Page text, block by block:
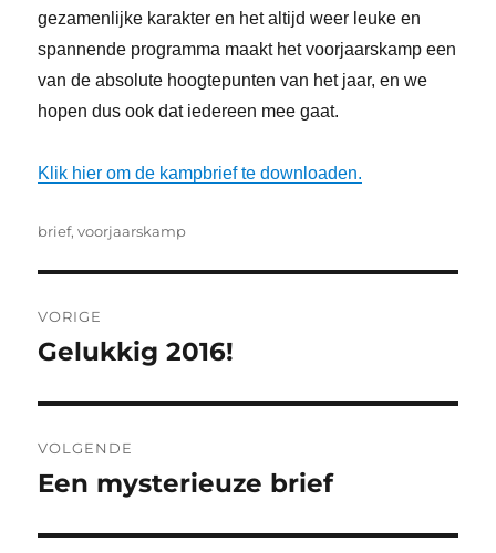
gezamenlijke karakter en het altijd weer leuke en
spannende programma maakt het voorjaarskamp een
van de absolute hoogtepunten van het jaar, en we
hopen dus ook dat iedereen mee gaat.
Klik hier om de kampbrief te downloaden.
Tags
brief,voorjaarskamp
navigatie
VORIGE
Vorig
Gelukkig 2016!
VOLGENDE
Volgend
Een mysterieuze brief